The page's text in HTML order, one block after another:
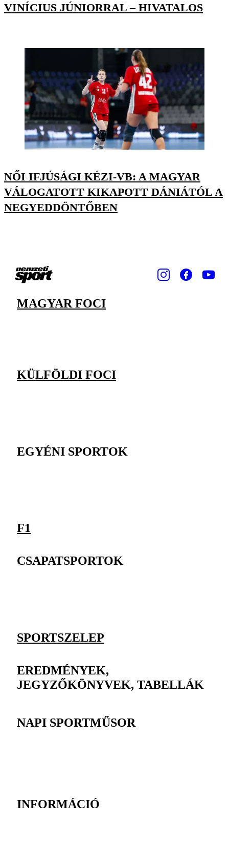
VINÍCIUS JÚNIORRAL – HIVATALOS
NŐI IFJÚSÁGI KÉZI-VB: A MAGYAR
VÁLOGATOTT KIKAPOTT DÁNIÁTÓL A
NEGYEDDÖNTŐBEN
MAGYAR FOCI
KÜLFÖLDI FOCI
EGYÉNI SPORTOK
F1
CSAPATSPORTOK
SPORTSZELEP
EREDMÉNYEK,
JEGYZŐKÖNYVEK, TABELLÁK
NAPI SPORTMŰSOR
INFORMÁCIÓ